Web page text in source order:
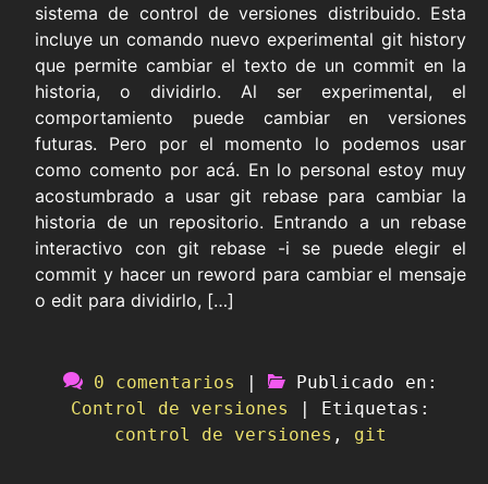
sistema de control de versiones distribuido. Esta
incluye un comando nuevo experimental git history
que permite cambiar el texto de un commit en la
historia, o dividirlo. Al ser experimental, el
comportamiento puede cambiar en versiones
futuras. Pero por el momento lo podemos usar
como comento por acá. En lo personal estoy muy
acostumbrado a usar git rebase para cambiar la
historia de un repositorio. Entrando a un rebase
interactivo con git rebase -i se puede elegir el
commit y hacer un reword para cambiar el mensaje
o edit para dividirlo, […]
0 comentarios |
Publicado en:
Control de versiones
| Etiquetas:
control de versiones , git